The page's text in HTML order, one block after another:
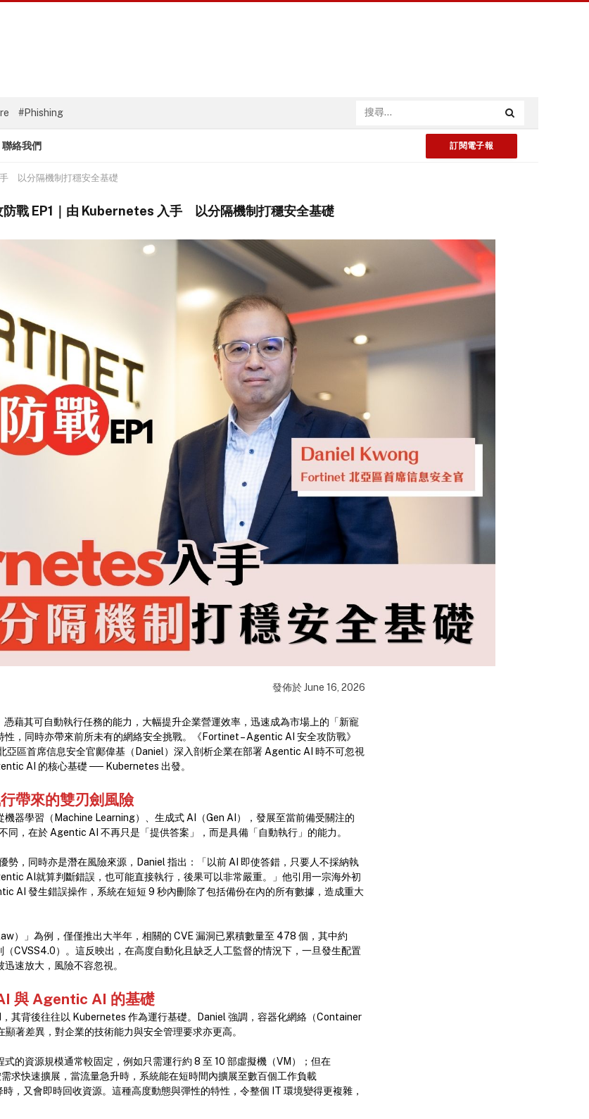
#Phishing
聯絡我們 訂閱電子報
以分隔機制打穩安全基礎
戰 EP1｜由 Kubernetes 入手 以分隔機制打穩安全基礎
發佈於June 16, 2026
藉其可自動執行任務的能力，大幅提升企業營運效率，迅速成為市場上的「新寵
性，同時亦帶來前所未有的網絡安全挑戰。《Fortinet – Agentic AI 安全攻防戰》
亞區首席信息安全官鄺偉基（Daniel）深入剖析企業在部署 Agentic AI 時不可忽視
AI 的核心基礎 ── Kubernetes 出發。
行帶來的雙刃劍風險
機器學習（Machine Learning）、生成式 AI（Gen AI），發展至當前備受關注的
同，在於 Agentic AI 不再只是「提供答案」，而是具備「自動執行」的能力。
勢，同時亦是潛在風險來源，Daniel 指出：「以前 AI 即使答錯，只要人不採納執
AI就算判斷錯誤，也可能直接執行，後果可以非常嚴重。」他引用一宗海外初
AI 發生錯誤操作，系統在短短 9 秒內刪除了包括備份在內的所有數據，造成重大
）」為例，僅僅推出大半年，相關的 CVE 漏洞已累積數量至 478 個，其中約
CVSS4.0）。這反映出，在高度自動化且缺乏人工監督的情況下，一旦發生配置
速放大，風險不容忽視。
與Agentic AI 的基礎
其背後往往以 Kubernetes 作為運行基礎。Daniel 強調，容器化網絡（Container
著差異，對企業的技術能力與安全管理要求亦更高。
的資源規模通常較固定，例如只需運行約 8 至 10 部虛擬機（VM）；但在
求快速擴展，當流量急升時，系統能在短時間內擴展至數百個工作負載
時，又會即時回收資源。這種高度動態與彈性的特性，令整個 IT 環境變得更複雜，